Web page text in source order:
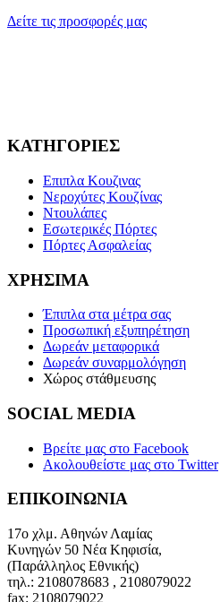
Δείτε τις προσφορές μας
ΚΑΤΗΓΟΡΙΕΣ
Επιπλα Κουζινας
Νεροχύτες Κουζίνας
Ντουλάπες
Εσωτερικές Πόρτες
Πόρτες Ασφαλείας
ΧΡΗΣΙΜΑ
Έπιπλα στα μέτρα σας
Προσωπική εξυπηρέτηση
Δωρεάν μεταφορικά
Δωρεάν συναρμολόγηση
Χώρος στάθμευσης
SOCIAL MEDIA
Βρείτε μας στο Facebook
Ακολουθείστε μας στο Twitter
ΕΠΙΚΟΙΝΩΝΙΑ
17ο χλμ. Αθηνών Λαμίας
Κυνηγών 50 Νέα Κηφισία,
(Παράλληλος Εθνικής)
τηλ.: 2108078683 , 2108079022
fax: 2108079022